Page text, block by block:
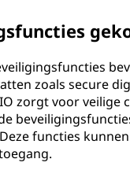
zoals secure
zorgt voor
functies